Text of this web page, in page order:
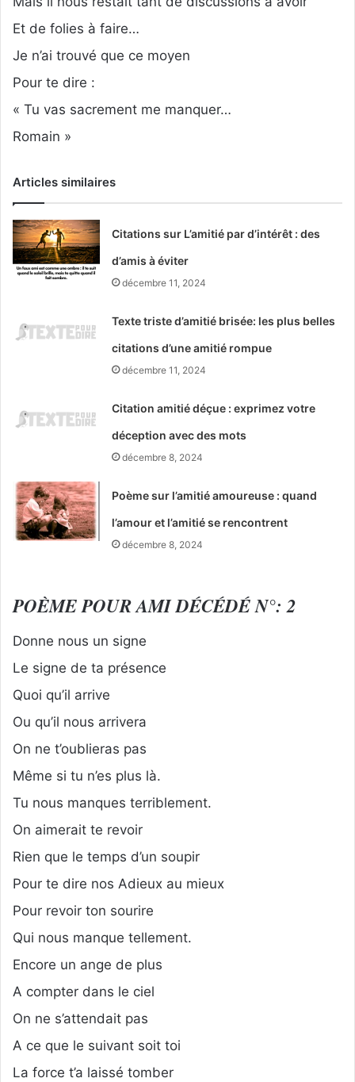
Et de folies à faire…
Je n’ai trouvé que ce moyen
Pour te dire :
« Tu vas sacrement me manquer…
Romain »
Articles similaires
Citations sur L’amitié par d’intérêt : des
d’amis à éviter
décembre 11, 2024
Texte triste d’amitié brisée: les plus belles
citations d’une amitié rompue
décembre 11, 2024
Citation amitié déçue : exprimez votre
déception avec des mots
décembre 8, 2024
Poème sur l’amitié amoureuse : quand
l’amour et l’amitié se rencontrent
décembre 8, 2024
POÈME POUR AMI DÉCÉDÉ N°: 2
Donne nous un signe
Le signe de ta présence
Quoi qu’il arrive
Ou qu’il nous arrivera
On ne t’oublieras pas
Même si tu n’es plus là.
Tu nous manques terriblement.
On aimerait te revoir
Rien que le temps d’un soupir
Pour te dire nos Adieux au mieux
Pour revoir ton sourire
Qui nous manque tellement.
Encore un ange de plus
A compter dans le ciel
On ne s’attendait pas
A ce que le suivant soit toi
La force t’a laissé tomber